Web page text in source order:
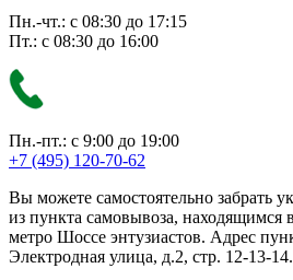
Пн.-чт.: с 08:30 до 17:15
Пт.: с 08:30 до 16:00
Пн.-пт.: с 9:00 до 19:00
+7 (495) 120-70-62
Вы можете самостоятельно забрать
из пункта самовывоза, находящимся
метро Шоссе энтузиастов. Адрес
Электродная улица, д.2, стр. 12-13-14.